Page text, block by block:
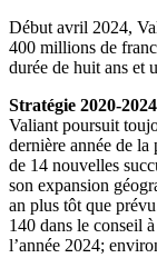
Début avril 2024,
400 millions de
durée de huit ans et
Stratégie 2020-
Valiant poursuit
dernière année de la
de 14 nouvelles
son expansion
an plus tôt que
140 dans le conseil
l’année 2024;